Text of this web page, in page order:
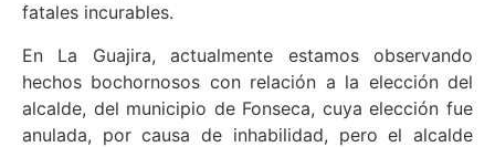
fatales incurables.
En La Guajira, actualmente estamos observando
hechos bochornosos con relación a la elección del
alcalde, del municipio de Fonseca, cuya elección fue
anulada, por causa de inhabilidad, pero el alcalde